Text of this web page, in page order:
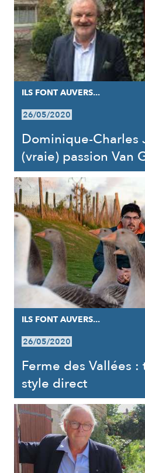
ILS FONT AUVERS...
26/05/2020
Dominique-Charles
(vraie) passion Van
ILS FONT AUVERS...
26/05/2020
Ferme des Vallées
style direct